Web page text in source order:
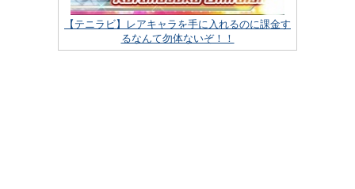
【テニラビ】レアキャラを手に入れるのに課金す
るなんて勿体ないぞ！！